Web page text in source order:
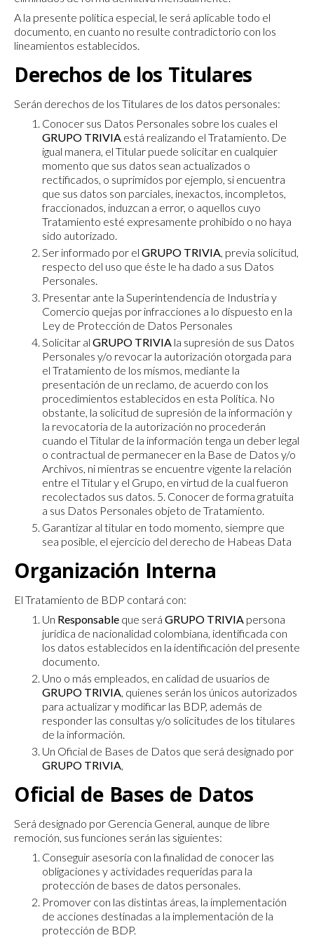
A la presente política especial, le será aplicable todo el
documento, en cuanto no resulte contradictorio con los
lineamientos establecidos.
Derechos de los Titulares
Serán derechos de los Titulares de los datos personales:
Conocer sus Datos Personales sobre los cuales el
GRUPO TRIVIA está realizando el Tratamiento. De
igual manera, el Titular puede solicitar en cualquier
momento que sus datos sean actualizados o
rectificados, o suprimidos por ejemplo, si encuentra
que sus datos son parciales, inexactos, incompletos,
fraccionados, induzcan a error, o aquellos cuyo
Tratamiento esté expresamente prohibido o no haya
sido autorizado.
Ser informado por el GRUPO TRIVIA, previa solicitud,
respecto del uso que éste le ha dado a sus Datos
Personales.
Presentar ante la Superintendencia de Industria y
Comercio quejas por infracciones a lo dispuesto en la
Ley de Protección de Datos Personales
Solicitar al GRUPO TRIVIA la supresión de sus Datos
Personales y/o revocar la autorización otorgada para
el Tratamiento de los mismos, mediante la
presentación de un reclamo, de acuerdo con los
procedimientos establecidos en esta Política. No
obstante, la solicitud de supresión de la información y
la revocatoria de la autorización no procederán
cuando el Titular de la información tenga un deber legal
o contractual de permanecer en la Base de Datos y/o
Archivos, ni mientras se encuentre vigente la relación
entre el Titular y el Grupo, en virtud de la cual fueron
recolectados sus datos. 5. Conocer de forma gratuita
a sus Datos Personales objeto de Tratamiento.
Garantizar al titular en todo momento, siempre que
sea posible, el ejercicio del derecho de Habeas Data
Organización Interna
El Tratamiento de BDP contará con:
Un Responsable que será GRUPO TRIVIA persona
jurídica de nacionalidad colombiana, identificada con
los datos establecidos en la identificación del presente
documento.
Uno o más empleados, en calidad de usuarios de
GRUPO TRIVIA, quienes serán los únicos autorizados
para actualizar y modificar las BDP, además de
responder las consultas y/o solicitudes de los titulares
de la información.
Un Oficial de Bases de Datos que será designado por
GRUPO TRIVIA,
Oficial de Bases de Datos
Será designado por Gerencia General, aunque de libre
remoción, sus funciones serán las siguientes:
Conseguir asesoría con la finalidad de conocer las
obligaciones y actividades requeridas para la
protección de bases de datos personales.
Promover con las distintas áreas, la implementación
de acciones destinadas a la implementación de la
protección de BDP.